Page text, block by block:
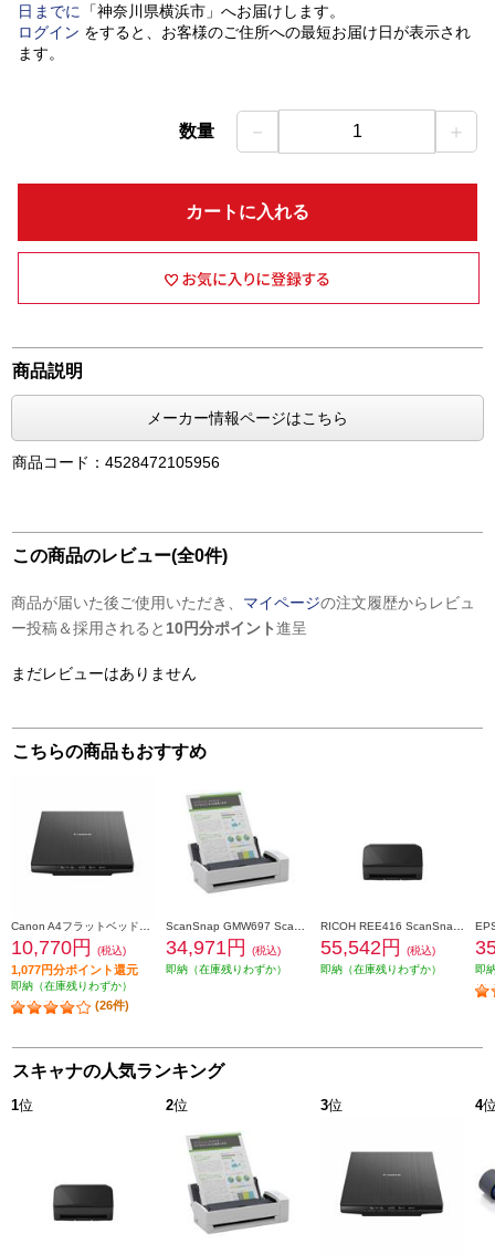
日 までに 「神奈川県横浜市」 へお届けします。
ログイン をすると、お客様のご住所への最短お届け日が表示され
ます。
数量 － 1 ＋
カートに入れる
商品説明
メーカー情報ページはこちら
商品コード：4528472105956
この商品のレビュー(全0件)
商品が届いた後ご使用いただき、 マイページの注文履歴からレビュ
ー投稿＆採用されると 10円分ポイント進呈
まだレビューはありません
こちらの商品もおすすめ
10,770円 (税込)
1,077円分ポイント還元
即納（在庫残りわずか）
(26件)
34,971円
(税込)
即納（在庫残りわずか）
55,542円
(税込)
即納（在庫残りわずか）
即
スキャナの人気ランキング
1位 2位 3位 4